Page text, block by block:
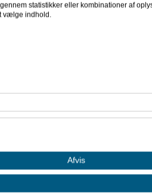
konvertering? Brug for friske...
2025 kl. 13:53
2025 kl. 10:34
kl. 08:57
vil tage det videre
statistikker eller kombinationer af
vælge indhold.
Afvis